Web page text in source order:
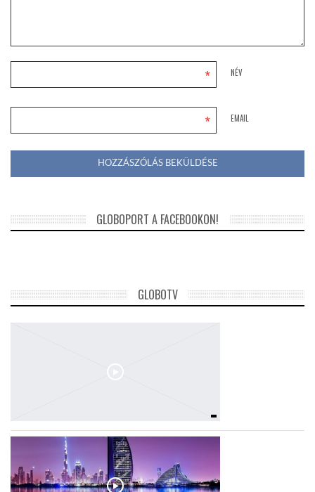
NÉV
*
EMAIL
*
GLOBOPORT A FACEBOOKON!
GLOBOTV